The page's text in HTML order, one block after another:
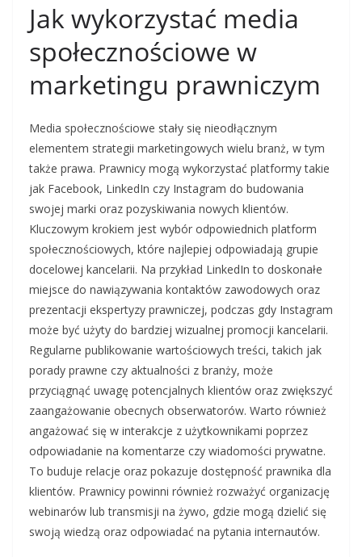
Jak wykorzystać media
społecznościowe w
marketingu prawniczym
Media społecznościowe stały się nieodłącznym
elementem strategii marketingowych wielu branż, w tym
także prawa. Prawnicy mogą wykorzystać platformy takie
jak Facebook, LinkedIn czy Instagram do budowania
swojej marki oraz pozyskiwania nowych klientów.
Kluczowym krokiem jest wybór odpowiednich platform
społecznościowych, które najlepiej odpowiadają grupie
docelowej kancelarii. Na przykład LinkedIn to doskonałe
miejsce do nawiązywania kontaktów zawodowych oraz
prezentacji ekspertyzy prawniczej, podczas gdy Instagram
może być użyty do bardziej wizualnej promocji kancelarii.
Regularne publikowanie wartościowych treści, takich jak
porady prawne czy aktualności z branży, może
przyciągnąć uwagę potencjalnych klientów oraz zwiększyć
zaangażowanie obecnych obserwatorów. Warto również
angażować się w interakcje z użytkownikami poprzez
odpowiadanie na komentarze czy wiadomości prywatne.
To buduje relacje oraz pokazuje dostępność prawnika dla
klientów. Prawnicy powinni również rozważyć organizację
webinarów lub transmisji na żywo, gdzie mogą dzielić się
swoją wiedzą oraz odpowiadać na pytania internautów.